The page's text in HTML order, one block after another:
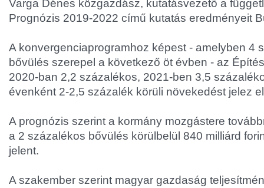
Varga Dénes közgazdász, kutatásvezető a
Prognózis 2019-2022 című kutatás eredményeit
A konvergenciaprogramhoz képest - amelyben 4
bővülés szerepel a következő öt évben - az
2020-ban 2,2 százalékos, 2021-ben 3,5
évenként 2-2,5 százalék körüli növekedést jelez
A prognózis szerint a kormány mozgástere
a 2 százalékos bővülés körülbelül 840 milliárd
jelent.
A szakember szerint magyar gazdaság